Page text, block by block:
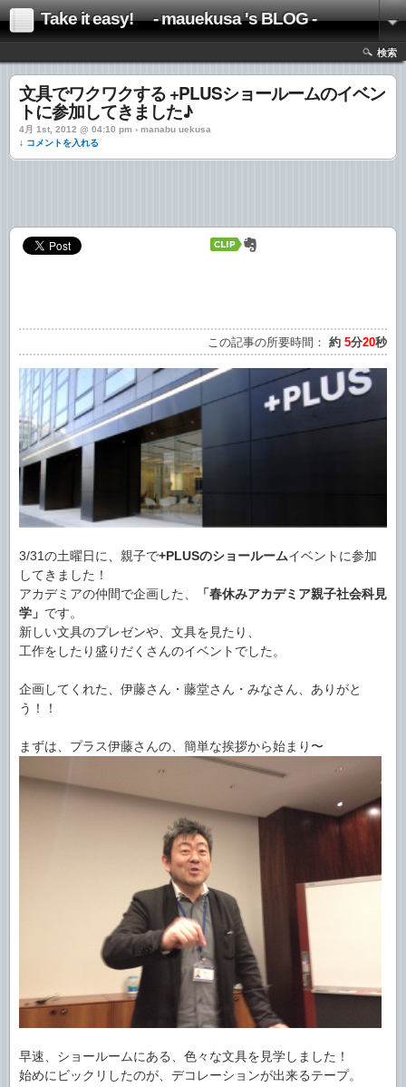
Take it easy! - mauekusa 's BLOG -
検索
文具でワクワクする +PLUSショールームのイベン
トに参加してきました♪
4月 1st, 2012 @ 04:10 pm › manabu uekusa
↓ コメントを入れる
この記事の所要時間： 約 5分20秒
3/31の土曜日に、親子で+PLUSのショールームイベントに参加
してきました！
アカデミアの仲間で企画した、
「春休みアカデミア親子社会科見
学」 です。
新しい文具のプレゼンや、文具を見たり、
工作をしたり盛りだくさんのイベントでした。
企画してくれた、伊藤さん・藤堂さん・みなさん、ありがと
う！！
まずは、プラス伊藤さんの、簡単な挨拶から始まり〜
早速、ショールームにある、色々な文具を見学しました！
始めにビックリしたのが、デコレーションが出来るテープ。